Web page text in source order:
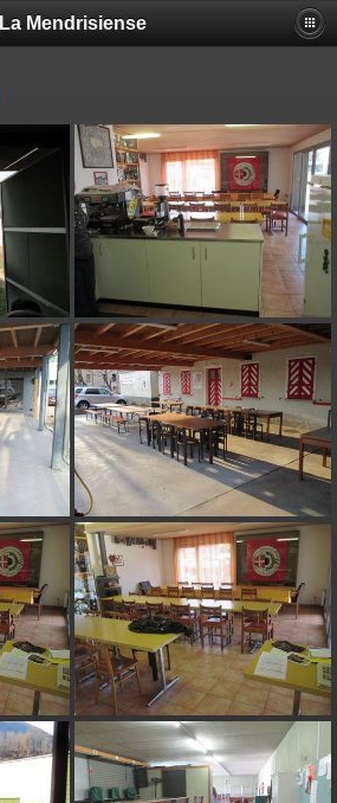
La Mendrisiense